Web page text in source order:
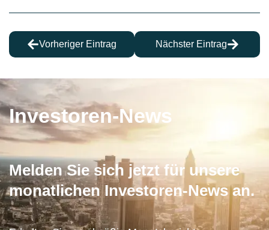
Vorheriger Eintrag Nächster Eintrag
Investoren-News
Melden Sie sich jetzt für unsere
monatlichen Investoren-News an.